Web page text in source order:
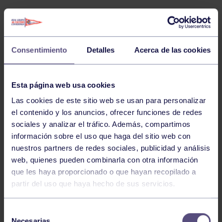
Consentimiento Detalles Acerca de las cookies
Esta página web usa cookies
Las cookies de este sitio web se usan para personalizar
el contenido y los anuncios, ofrecer funciones de redes
sociales y analizar el tráfico. Además, compartimos
información sobre el uso que haga del sitio web con
nuestros partners de redes sociales, publicidad y análisis
web, quienes pueden combinarla con otra información
que les haya proporcionado o que hayan recopilado a
partir del uso que haya hecho de sus servicios.
El Club consiguió el
3º puesto por equipos en la
clasificación absoluta, además de finalizar5º en
Jóvenes Promesas
6º en Promoción, demostrando
Entre los resultados más destacados sobresalen las
victorias de:
Cecilia García Sánchez e Ignacio Rugarcía García,
primeros en Mixto Cadete K2-4000m.
Diego Martínez Sánchez y Guillermo Vázquez
Prieto, primeros en Hombre Infantil A K2-3000m.
8000m.